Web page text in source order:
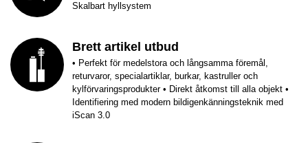
Skalbart hyllsystem
Brett artikel utbud
• Perfekt för medelstora och långsamma föremål,
returvaror, specialartiklar, burkar, kastruller och
kylförvaringsprodukter • Direkt åtkomst till alla objekt •
Identifiering med modern bildigenkänningsteknik med
iScan 3.0